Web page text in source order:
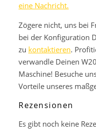
eine Nachricht.
Zögere nicht, uns bei
bei der Konfiguration
zu kontaktieren.
verwandle Deinen
Maschine! Besuche
Vorteile unseres
Rezensionen
Es gibt noch keine